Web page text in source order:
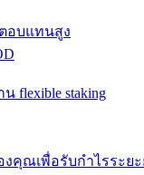
งขันทุกวัน
ตอบแทนสูง
flexible staking
คุณเพื่อรับกำไรระยะ